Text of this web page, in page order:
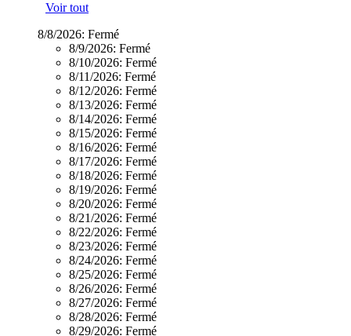
Voir tout
8/8/2026: Fermé
8/9/2026: Fermé
8/10/2026: Fermé
8/11/2026: Fermé
8/12/2026: Fermé
8/13/2026: Fermé
8/14/2026: Fermé
8/15/2026: Fermé
8/16/2026: Fermé
8/17/2026: Fermé
8/18/2026: Fermé
8/19/2026: Fermé
8/20/2026: Fermé
8/21/2026: Fermé
8/22/2026: Fermé
8/23/2026: Fermé
8/24/2026: Fermé
8/25/2026: Fermé
8/26/2026: Fermé
8/27/2026: Fermé
8/28/2026: Fermé
8/29/2026: Fermé